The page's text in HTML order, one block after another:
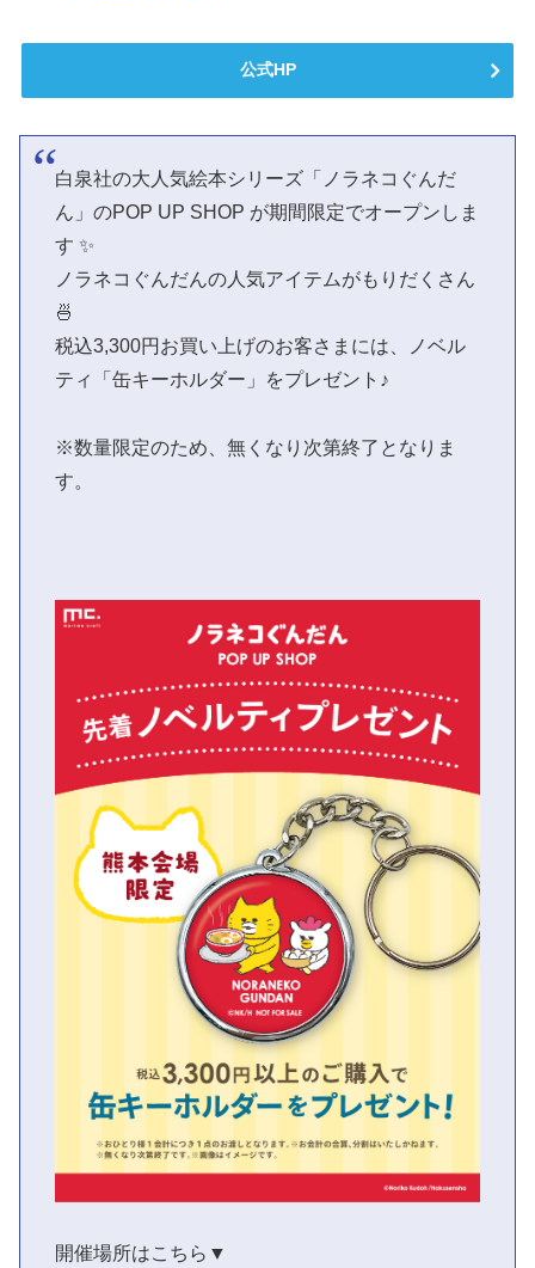
公式HP
白泉社の大人気絵本シリーズ「ノラネコぐんだ
ん」のPOP UP SHOP が期間限定でオープンしま
す ✨
ノラネコぐんだんの人気アイテムがもりだくさん
🍜
税込3,300円お買い上げのお客さまには、ノベル
ティ「缶キーホルダー」をプレゼント♪
※数量限定のため、無くなり次第終了となりま
す。
開催場所はこちら▼